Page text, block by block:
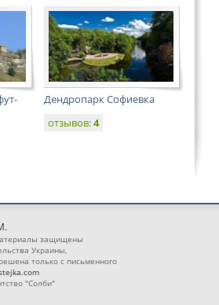
Дендропарк Софиевка
отзывов:4
защищены
Украины,
только с письменного
"Солби"